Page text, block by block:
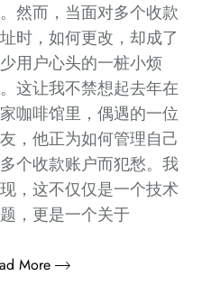
然而，当面对多个收款
时，如何更改，却成了
用户心头的一桩小烦
这让我不禁想起去年在
咖啡馆里，偶遇的一位
，他正为如何管理自己
个收款账户而犯愁。我
，这不仅仅是一个技术
，更是一个关于
More